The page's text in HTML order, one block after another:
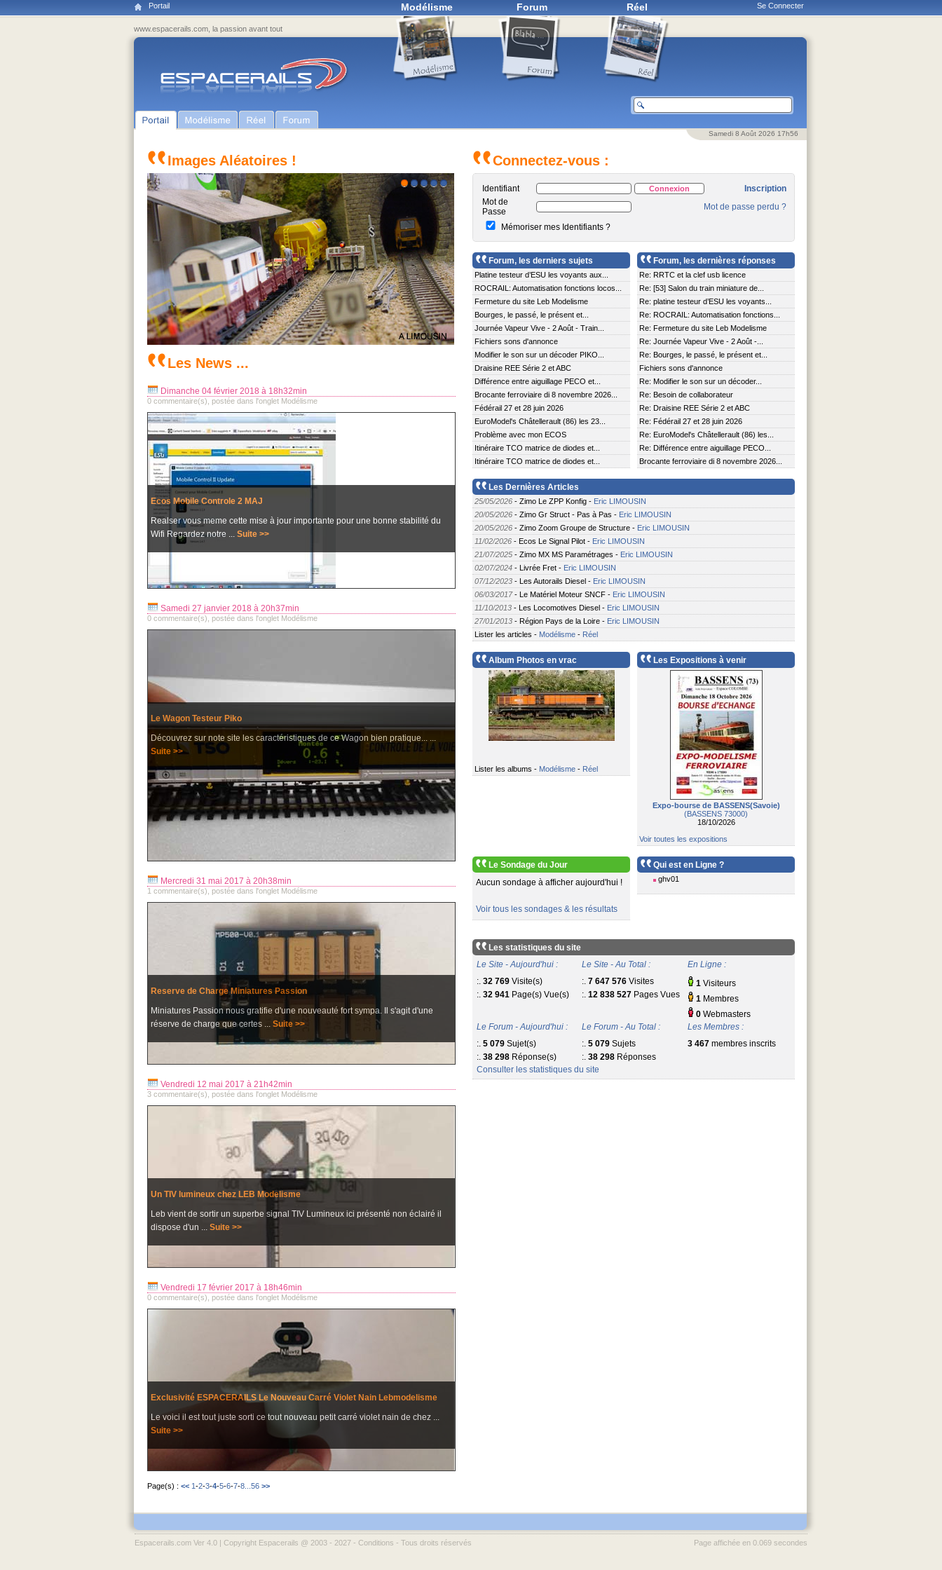
Portail Se Connecter
Modélisme Forum Réel
www.espacerails.com, la passion avant tout
Samedi 8 Août 2026 17h56
Images Aléatoires !
3 4 5
Les News ...
Dimanche 04 février 2018 à 18h32min
0 commentaire(s), postée dans l'onglet Modélisme
Ecos Mobile Controle 2 MAJ
Realser vous meme cette mise à jour importante pour une bonne stabilité du
Wifi Regardez notre ... Suite >>
Samedi 27 janvier 2018 à 20h37min
0 commentaire(s), postée dans l'onglet Modélisme
Le Wagon Testeur Piko
Découvrez sur note site les caractéristiques de ce Wagon bien pratique... ...
Suite >>
Mercredi 31 mai 2017 à 20h38min
1 commentaire(s), postée dans l'onglet Modélisme
Reserve de Charge Miniatures Passion
Miniatures Passion nous gratifie d'une nouveauté fort sympa. Il s'agit d'une
réserve de charge que certes ... Suite >>
Vendredi 12 mai 2017 à 21h42min
3 commentaire(s), postée dans l'onglet Modélisme
Un TIV lumineux chez LEB Modelisme
Leb vient de sortir un superbe signal TIV Lumineux ici présenté non éclairé il
dispose d'un ... Suite >>
Vendredi 17 février 2017 à 18h46min
0 commentaire(s), postée dans l'onglet Modélisme
Exclusivité ESPACERAILS Le Nouveau Carré Violet Nain Lebmodelisme
Le voici il est tout juste sorti ce tout nouveau petit carré violet nain de chez ...
Suite >>
Page(s) : << 1-2-3-4-5-6-7-8 ...56 >>
Connectez-vous :
Identifiant
Inscription
Mot de
Passe
Mot de passe perdu ?
Mémoriser mes Identifiants ?
Forum, les derniers sujets
Platine testeur d’ESU les voyants aux...
ROCRAIL: Automatisation fonctions locos...
Fermeture du site Leb Modelisme
Bourges, le passé, le présent et...
Journée Vapeur Vive - 2 Août - Train...
Fichiers sons d'annonce
Modifier le son sur un décoder PIKO...
Draisine REE Série 2 et ABC
Différence entre aiguillage PECO et...
Brocante ferroviaire di 8 novembre 2026...
Fédérail 27 et 28 juin 2026
EuroModel's Châtellerault (86) les 23...
Problème avec mon ECOS
Itinéraire TCO matrice de diodes et...
Itinéraire TCO matrice de diodes et...
Forum, les dernières réponses
Re: RRTC et la clef usb licence
Re: [53] Salon du train miniature de...
Re: platine testeur d’ESU les voyants...
Re: ROCRAIL: Automatisation fonctions...
Re: Fermeture du site Leb Modelisme
Re: Journée Vapeur Vive - 2 Août -...
Re: Bourges, le passé, le présent et...
Fichiers sons d'annonce
Re: Modifier le son sur un décoder...
Re: Besoin de collaborateur
Re: Draisine REE Série 2 et ABC
Re: Fédérail 27 et 28 juin 2026
Re: EuroModel's Châtellerault (86) les...
Re: Différence entre aiguillage PECO...
Brocante ferroviaire di 8 novembre 2026...
Les Dernières Articles
25/05/2026 - Zimo Le ZPP Konfig - Eric LIMOUSIN
20/05/2026 - Zimo Gr Struct - Pas à Pas - Eric LIMOUSIN
20/05/2026 - Zimo Zoom Groupe de Structure - Eric LIMOUSIN
11/02/2026 - Ecos Le Signal Pilot - Eric LIMOUSIN
21/07/2025 - Zimo MX MS Paramétrages - Eric LIMOUSIN
02/07/2024 - Livrée Fret - Eric LIMOUSIN
07/12/2023 - Les Autorails Diesel - Eric LIMOUSIN
06/03/2017- Le Matériel Moteur SNCF - Eric LIMOUSIN
11/10/2013 - Les Locomotives Diesel - Eric LIMOUSIN
27/01/2013 - Région Pays de la Loire - Eric LIMOUSIN
Lister les articles - Modélisme - Réel
Album Photos en vrac
Lister les albums - Modélisme - Réel
Les Expositions à venir
Expo-bourse de BASSENS(Savoie)
(BASSENS 73000)
18/10/2026
Voir toutes les expositions
Le Sondage du Jour
Aucun sondage à afficher aujourd'hui !
Voir tous les sondages & les résultats
Qui est en Ligne ?
ghv01
Les statistiques du site
Le Site - Aujourd'hui :
:. 32 769 Visite(s)
:. 32 941 Page(s) Vue(s)
Le Site - Au Total :
:. 7 647 576 Visites
:. 12 838 527 Pages Vues
En Ligne :
1 Visiteurs
1 Membres
0 Webmasters
Le Forum - Aujourd'hui :
:. 5 079 Sujet(s)
:. 38 298 Réponse(s)
Le Forum - Au Total :
:. 5 079 Sujets
:. 38 298 Réponses
Les Membres :
3 467 membres inscrits
Consulter les statistiques du site
Espacerails.com Ver 4.0 | Copyright Espacerails @ 2003 - 2027 - Conditions - Tous droits réservés Page affichée en 0.069 secondes